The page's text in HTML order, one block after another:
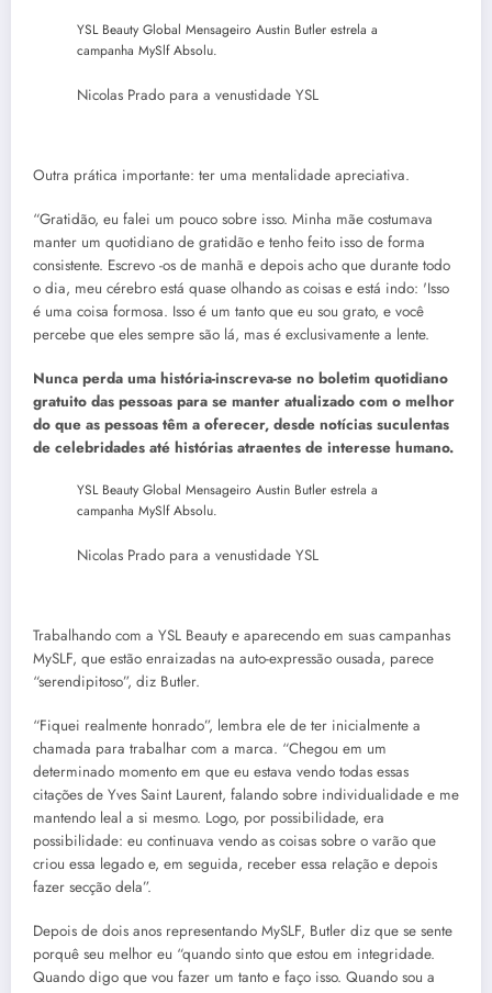
YSL Beauty Global Mensageiro Austin Butler estrela a
campanha MySlf Absolu.
Nicolas Prado para a venustidade YSL
Outra prática importante: ter uma mentalidade apreciativa.
“Gratidão, eu falei um pouco sobre isso. Minha mãe costumava
manter um quotidiano de gratidão e tenho feito isso de forma
consistente. Escrevo -os de manhã e depois acho que durante todo
o dia, meu cérebro está quase olhando as coisas e está indo: 'Isso
é uma coisa formosa. Isso é um tanto que eu sou grato, e você
percebe que eles sempre são lá, mas é exclusivamente a lente.
Nunca perda uma história-inscreva-se no boletim quotidiano
gratuito das pessoas para se manter atualizado com o melhor
do que as pessoas têm a oferecer, desde notícias suculentas
de celebridades até histórias atraentes de interesse humano.
YSL Beauty Global Mensageiro Austin Butler estrela a
campanha MySlf Absolu.
Nicolas Prado para a venustidade YSL
Trabalhando com a YSL Beauty e aparecendo em suas campanhas
MySLF, que estão enraizadas na auto-expressão ousada, parece
“serendipitoso”, diz Butler.
“Fiquei realmente honrado”, lembra ele de ter inicialmente a
chamada para trabalhar com a marca. “Chegou em um
determinado momento em que eu estava vendo todas essas
citações de Yves Saint Laurent, falando sobre individualidade e me
mantendo leal a si mesmo. Logo, por possibilidade, era
possibilidade: eu continuava vendo as coisas sobre o varão que
criou essa legado e, em seguida, receber essa relação e depois
fazer secção dela”.
Depois de dois anos representando MySLF, Butler diz que se sente
porquê seu melhor eu “quando sinto que estou em integridade.
Quando digo que vou fazer um tanto e faço isso. Quando sou a